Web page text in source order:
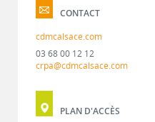
CONTACT
cdmcalsace.com
03 68 00 12 12
crpa@cdmcalsace.com
PLAN D'ACCÈS